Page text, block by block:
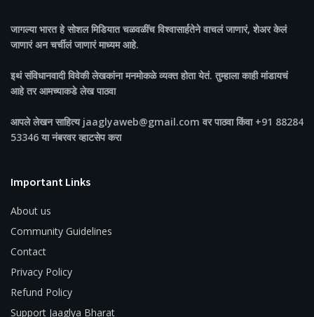
जागल्या भारतहे सोशल मिडियात चळवळींच विश्वासार्हतेने वाचलं जाणारं, शेअर केलं
जाणारं अन चर्चीलं जाणारं माध्यम आहे.
इथं संविधानवादी विवेकी लेखकांना मनमोकळे व्यक्त होता येतं. तुम्हाला काही मांडायचं
आहे तर आमच्याकडे लेख पाठवा
आपले लेखन साहित्य jaaglyaweb@gmail.com वर पाठवा किंवा +91 88284
53346 या नंबरवर व्हाटसेप करा
Important Links
About us
Community Guidelines
Contact
Privacy Policy
Refund Policy
Support Jaaglya Bharat